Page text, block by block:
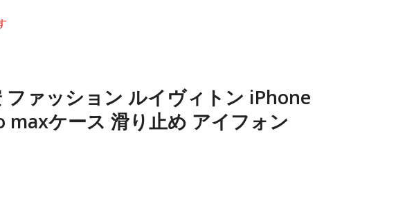
ァッション ルイヴィトン iPhone
ケース 滑り止め アイフォン